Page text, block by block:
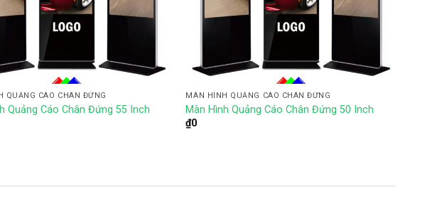
QUẢNG CÁO CHÂN ĐỨNG
Quảng Cáo Chân Đứng 55 Inch
MÀN HÌNH QUẢNG CÁO CHÂN ĐỨNG
Màn Hình Quảng Cáo Chân Đứng 50 Inch
₫0